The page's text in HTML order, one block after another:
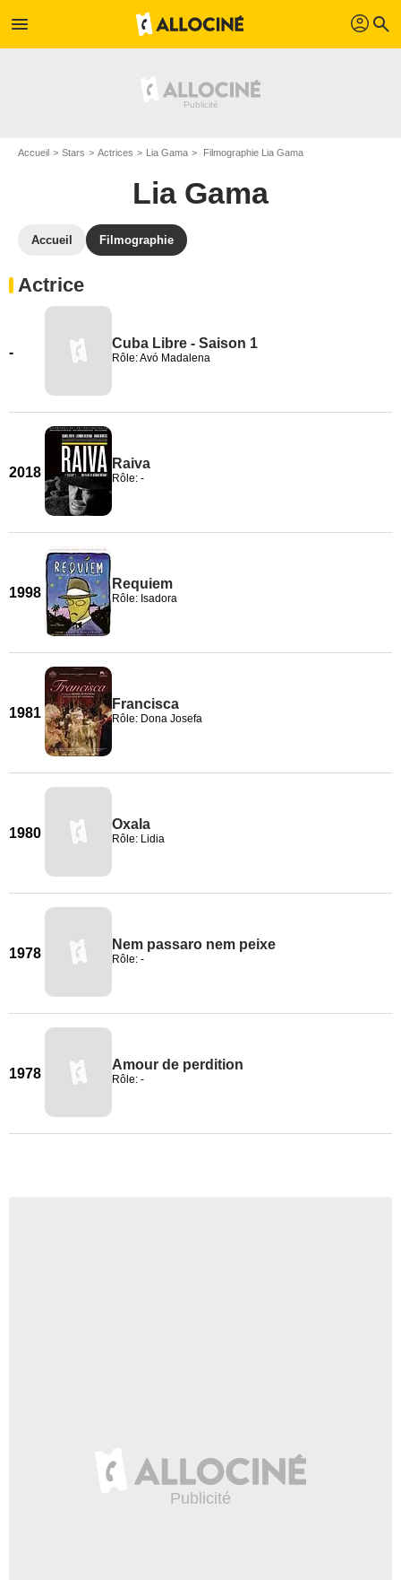
menu profil search
Accueil Stars Actrices Lia Gama Filmographie Lia Gama
Lia Gama
Accueil Filmographie
Actrice
-
Cuba Libre - Saison 1
Rôle: Avó Madalena
2018
Raiva
Rôle: -
1998
Requiem
Rôle: Isadora
1981
Francisca
Rôle: Dona Josefa
1980
Oxala
Rôle: Lidia
1978
Nem passaro nem peixe
Rôle: -
1978
Amour de perdition
Rôle: -